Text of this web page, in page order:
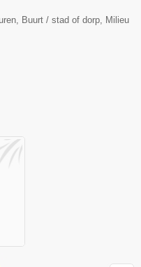
Buurt / stad of dorp, Milieu